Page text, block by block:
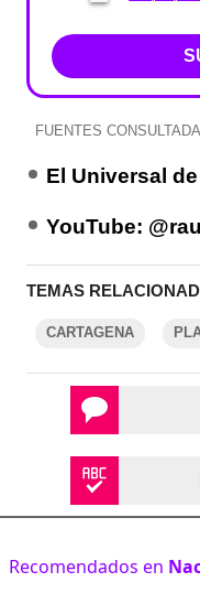
FUENTES
El Universal
YouTube:
TEMAS
CARTAGENA
Recomendados en